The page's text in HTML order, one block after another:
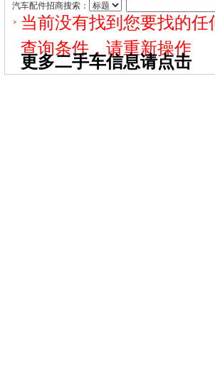
汽车配件招商搜索：
当前没有找到您要找的
查询条件，请重新操作
更多二手车信息请点击